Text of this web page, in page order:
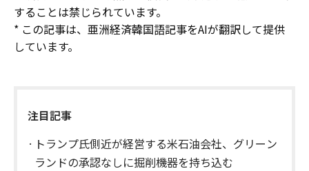
することは禁じられています。
* この記事は、亜洲経済韓国語記事をAIが翻訳して提供
しています。
注目記事
トランプ氏側近が経営する米石油会社、グリーン
ランドの承認なしに掘削機器を持ち込む